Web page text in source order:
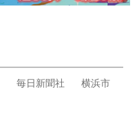
毎日新聞社 横浜市